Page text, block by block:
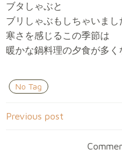
ブタしゃぶと
ブリしゃぶもしちゃいまし
寒さを感じるこの季節は
暖かな鍋料理の夕食が多く
No Tag
Post
navigation
Previous post